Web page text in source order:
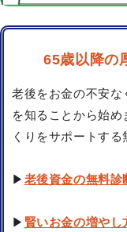
65歳以降の
老後をお金の不安
を知ることから始
くりをサポートする
▶ 老後資金の無料診
▶ 賢いお金の増やし